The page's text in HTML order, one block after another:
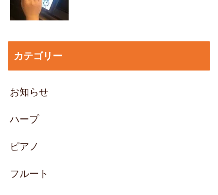
カテゴリー
お知らせ
ハープ
ピアノ
フルート